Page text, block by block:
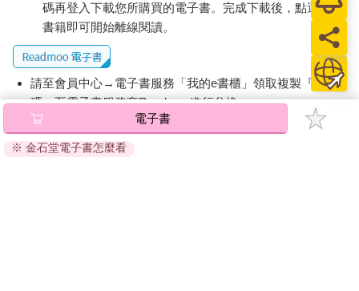
碼再登入下載您所購買的電子書。完成下載後，點選任一
書籍即可開始離線閱讀。
請至會員中心→電子書服務「我的e書櫃」領取複製『兌換
碼』至電子書服務商Readmoo進行兌換。
退換貨須知：
因版權保護，您在金石堂所購買的電子書僅能以金石堂專屬
電子書
※ 金石堂電子書怎麼看